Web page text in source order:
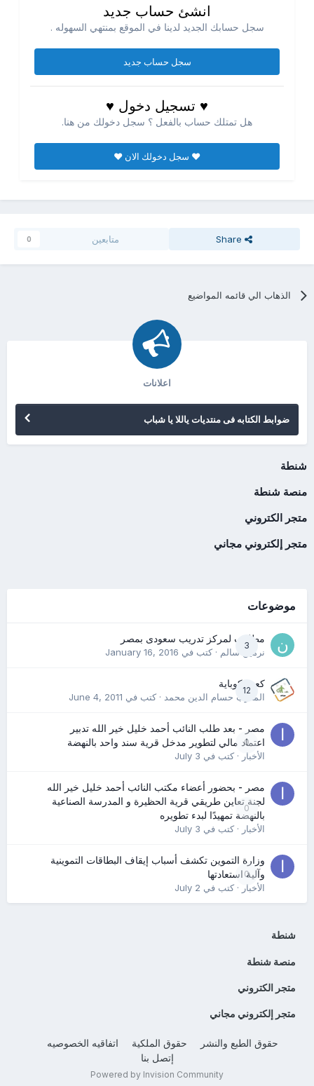
انشئ حساب جديد
سجل حسابك الجديد لدينا في الموقع بمنتهي السهوله .
سجل حساب جديد
♥ تسجيل دخول ♥
هل تمتلك حساب بالفعل ؟ سجل دخولك من هنا.
♥ سجل دخولك الان ♥
Share متابعين 0
الذهاب الي قائمه المواضيع
اعلانات
ضوابط الكتابه فى منتديات ياللا يا شباب
شنطة
منصة شنطة
متجر الكتروني
متجر إلكتروني مجاني
موضوعات
3
مطلوب لمركز تدريب سعودى بمصر
نرمين سالم· كتب في January 16, 2016
12
كعب كوباية
المدرب حسام الدين محمد· كتب في June 4, 2011
0
مصر - بعد طلب النائب أحمد خليل خير الله تدبير
اعتماد مالي لتطوير مدخل قرية سند واحد بالنهضة
الأخبار· كتب في July 3
0
مصر - بحضور أعضاء مكتب النائب أحمد خليل خير الله
لجنة تعاين طريقي قرية الحظيرة و المدرسة الصناعية
بالنهضة تمهيدًا لبدء تطويره
الأخبار· كتب في July 3
0
وزارة التموين تكشف أسباب إيقاف البطاقات التموينية
وآلية استعادتها
الأخبار· كتب في July 2
شنطة
منصة شنطة
متجر الكتروني
متجر إلكتروني مجاني
حقوق الطبع والنشر حقوق الملكية
اتفاقيه الخصوصيه
إتصل بنا
Powered by Invision Community